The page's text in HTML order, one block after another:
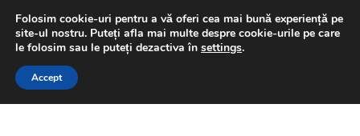
LIVRARE de la 33 lei
luni-vineri 9 a.m. - 4 p.m.031 229 6816
Sari
Sari
Folosim cookie-uri pentru a vă oferi cea mai bună experiență pe
site-ul nostru. Puteți afla mai multe despre cookie-urile pe care
le folosim sau le puteți dezactiva în settings.
Accept